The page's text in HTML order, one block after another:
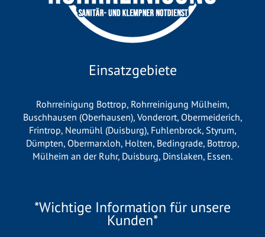
Einsatzgebiete
Rohrreinigung Bottrop, Rohrreinigung Mülheim,
Buschhausen (Oberhausen), Vonderort, Obermeiderich,
Frintrop, Neumühl (Duisburg), Fuhlenbrock, Styrum,
Dümpten, Obermarxloh, Holten, Bedingrade, Bottrop,
Mülheim an der Ruhr, Duisburg, Dinslaken, Essen.
*Wichtige Information für unsere
Kunden*